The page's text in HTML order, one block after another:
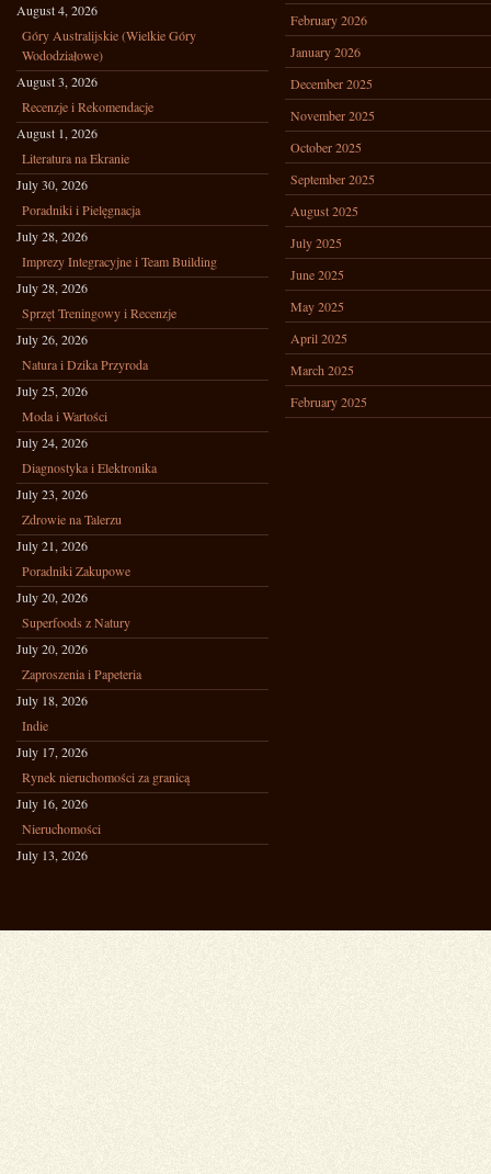
August 4, 2026
Góry Australijskie (Wielkie Góry
Wododziałowe)
August 3, 2026
Recenzje i Rekomendacje
August 1, 2026
Literatura na Ekranie
July 30, 2026
Poradniki i Pielęgnacja
July 28, 2026
Imprezy Integracyjne i Team Building
July 28, 2026
Sprzęt Treningowy i Recenzje
July 26, 2026
Natura i Dzika Przyroda
July 25, 2026
Moda i Wartości
July 24, 2026
Diagnostyka i Elektronika
July 23, 2026
Zdrowie na Talerzu
July 21, 2026
Poradniki Zakupowe
July 20, 2026
Superfoods z Natury
July 20, 2026
Zaproszenia i Papeteria
July 18, 2026
Indie
July 17, 2026
Rynek nieruchomości za granicą
July 16, 2026
Nieruchomości
July 13, 2026
February 2026
January 2026
December 2025
November 2025
October 2025
September 2025
August 2025
July 2025
June 2025
May 2025
April 2025
March 2025
February 2025